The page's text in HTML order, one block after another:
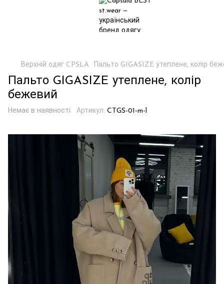
Верхній одяг CPSLA Пальто GIGASIZE утеплене, колір
Пальто GIGASIZE утеплене, колір
бежевий
Немає в наявності Артикул: CTGS-01-m-l